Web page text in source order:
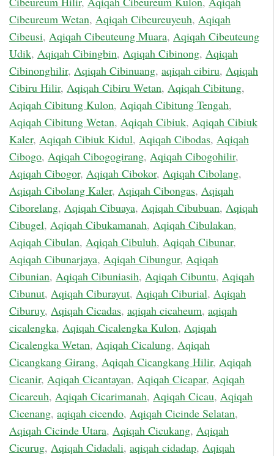
Cibeureum Wetan, Aqiqah Cibeureuyeuh, Aqiqah
Cibeusi, Aqiqah Cibeuteung Muara, Aqiqah Cibeuteung
Udik, Aqiqah Cibingbin, Aqiqah Cibinong, Aqiqah
Cibinonghilir, Aqiqah Cibinuang, aqiqah cibiru, Aqiqah
Cibiru Hilir, Aqiqah Cibiru Wetan, Aqiqah Cibitung,
Aqiqah Cibitung Kulon, Aqiqah Cibitung Tengah,
Aqiqah Cibitung Wetan, Aqiqah Cibiuk, Aqiqah Cibiuk
Kaler, Aqiqah Cibiuk Kidul, Aqiqah Cibodas, Aqiqah
Cibogo, Aqiqah Cibogogirang, Aqiqah Cibogohilir,
Aqiqah Cibogor, Aqiqah Cibokor, Aqiqah Cibolang,
Aqiqah Cibolang Kaler, Aqiqah Cibongas, Aqiqah
Ciborelang, Aqiqah Cibuaya, Aqiqah Cibubuan, Aqiqah
Cibugel, Aqiqah Cibukamanah, Aqiqah Cibulakan,
Aqiqah Cibulan, Aqiqah Cibuluh, Aqiqah Cibunar,
Aqiqah Cibunarjaya, Aqiqah Cibungur, Aqiqah
Cibunian, Aqiqah Cibuniasih, Aqiqah Cibuntu, Aqiqah
Cibunut, Aqiqah Ciburayut, Aqiqah Ciburial, Aqiqah
Ciburuy, Aqiqah Cicadas, aqiqah cicaheum, aqiqah
cicalengka, Aqiqah Cicalengka Kulon, Aqiqah
Cicalengka Wetan, Aqiqah Cicalung, Aqiqah
Cicangkang Girang, Aqiqah Cicangkang Hilir, Aqiqah
Cicanir, Aqiqah Cicantayan, Aqiqah Cicapar, Aqiqah
Cicareuh, Aqiqah Cicarimanah, Aqiqah Cicau, Aqiqah
Cicenang, aqiqah cicendo, Aqiqah Cicinde Selatan,
Aqiqah Cicinde Utara, Aqiqah Cicukang, Aqiqah
Cicurug, Aqiqah Cidadali, aqiqah cidadap, Aqiqah